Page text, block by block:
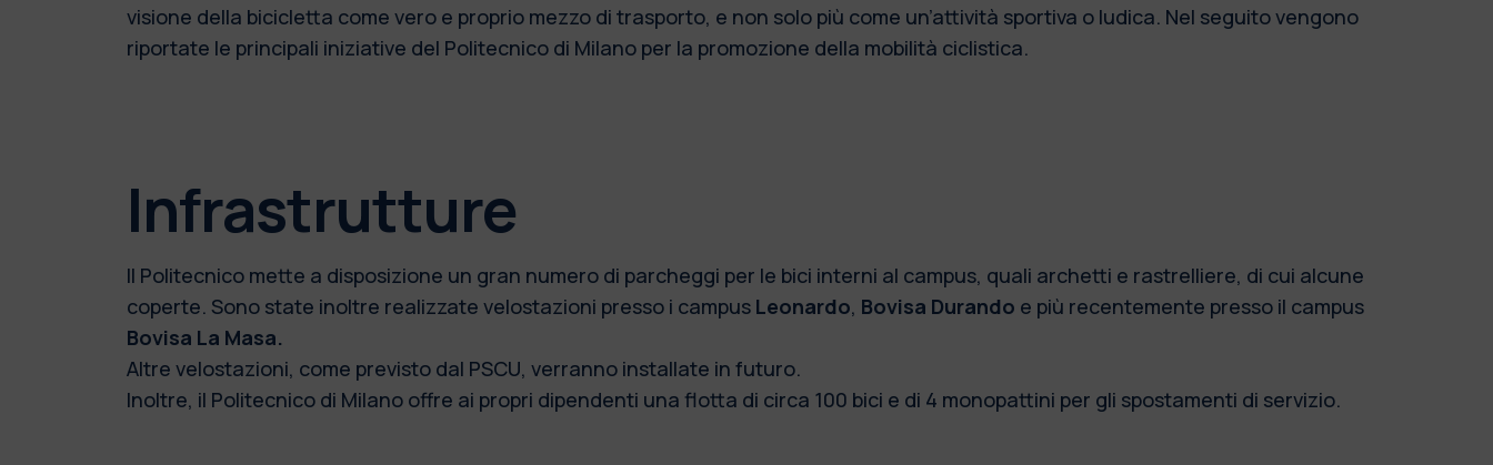
visione della bicicletta come vero e proprio mezzo di trasporto, e non solo più come un’attività sportiva o ludica. Nel seguito vengono
riportate le principali iniziative del Politecnico di Milano per la promozione della mobilità ciclistica.
Infrastrutture
Il Politecnico mette a disposizione un gran numero di parcheggi per le bici interni al campus, quali archetti e rastrelliere, di cui alcune
coperte. Sono state inoltre realizzate velostazioni presso i campus Leonardo, Bovisa Durando e più recentemente presso il campus
Bovisa La Masa.
Altre velostazioni, come previsto dal PSCU, verranno installate in futuro.
Inoltre, il Politecnico di Milano offre ai propri dipendenti una flotta di circa 100 bici e di 4 monopattini per gli spostamenti di servizio.